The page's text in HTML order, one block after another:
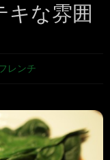
キな雰囲
レンチ